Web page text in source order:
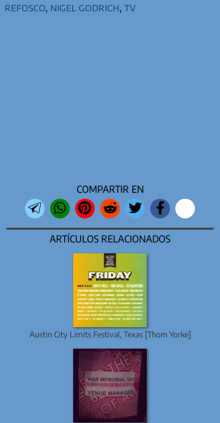
refosco, nigel godrich, TV
COMPARTIR EN
ARTÍCULOS RELACIONADOS
Austin City Limits Festival, Texas [Thom Yorke]